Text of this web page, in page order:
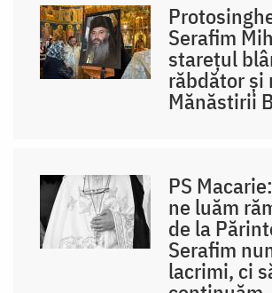
Serafim
starețul
răbdător și
Mănăstirii
PS
ne luăm
de la
Serafim
lacrimi, ci